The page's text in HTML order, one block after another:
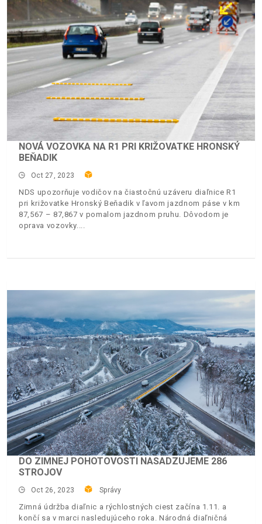
NOVÁ VOZOVKA NA R1 PRI KRIŽOVATKE HRONSKÝ
BEŇADIK
Oct 27, 2023
NDS upozorňuje vodičov na čiastočnú uzáveru diaľnice R1
pri križovatke Hronský Beňadik v ľavom jazdnom páse v km
87,567 – 87,867 v pomalom jazdnom pruhu. Dôvodom je
oprava vozovky.
DO ZIMNEJ POHOTOVOSTI NASADZUJEME 286
STROJOV
Oct 26, 2023 Správy
Zimná údržba diaľnic a rýchlostných ciest začína 1.11. a
končí sa v marci nasledujúceho roka. Národná diaľničná